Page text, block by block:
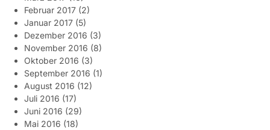
Februar 2017 (2)
Januar 2017 (5)
Dezember 2016 (3)
November 2016 (8)
Oktober 2016 (3)
September 2016 (1)
August 2016 (12)
Juli 2016 (17)
Juni 2016 (29)
Mai 2016 (18)